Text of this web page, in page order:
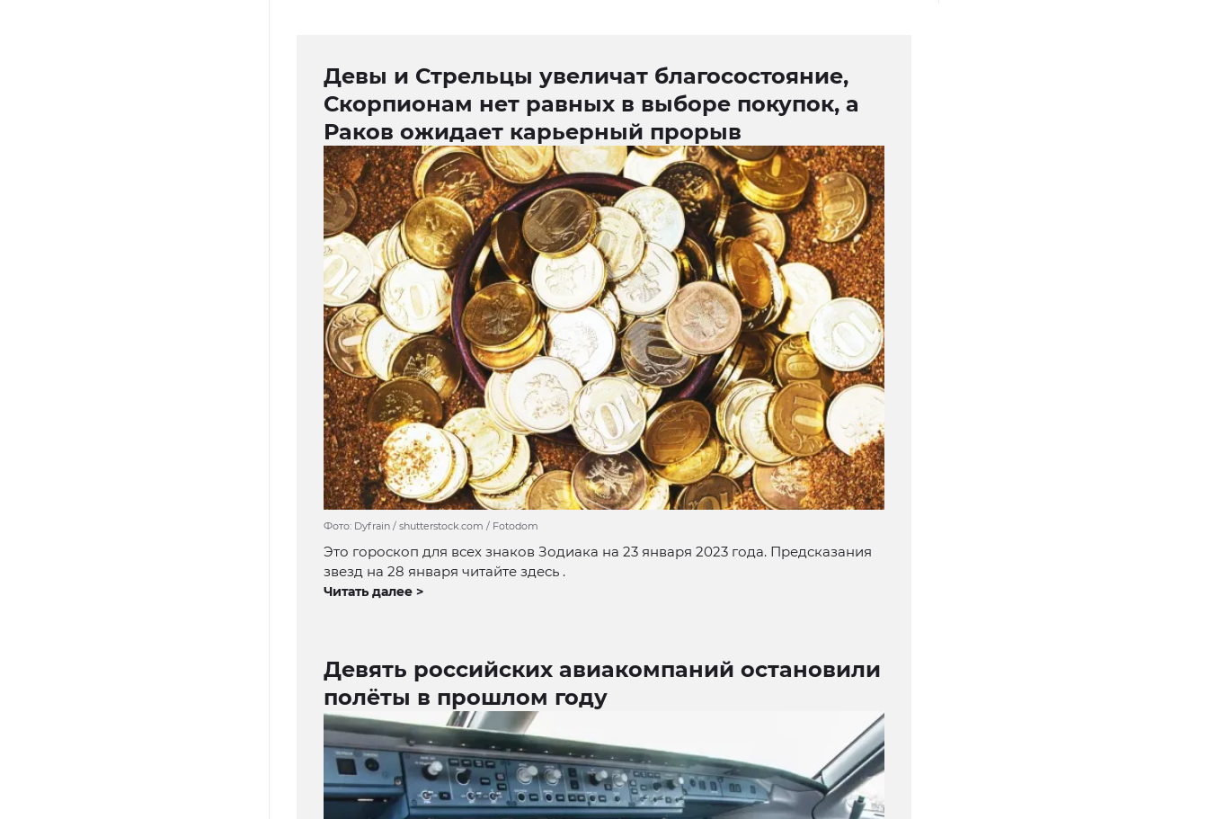
Девы и Стрельцы увеличат благосостояние,
Скорпионам нет равных в выборе покупок, а
Раков ожидает карьерный прорыв
Фото: Dyfrain / shutterstock.com / Fotodom
Это гороскоп для всех знаков Зодиака на 23 января 2023 года. Предсказания
звезд на 28 января читайте здесь .
Читать далее >
Девять российских авиакомпаний остановили
полёты в прошлом году